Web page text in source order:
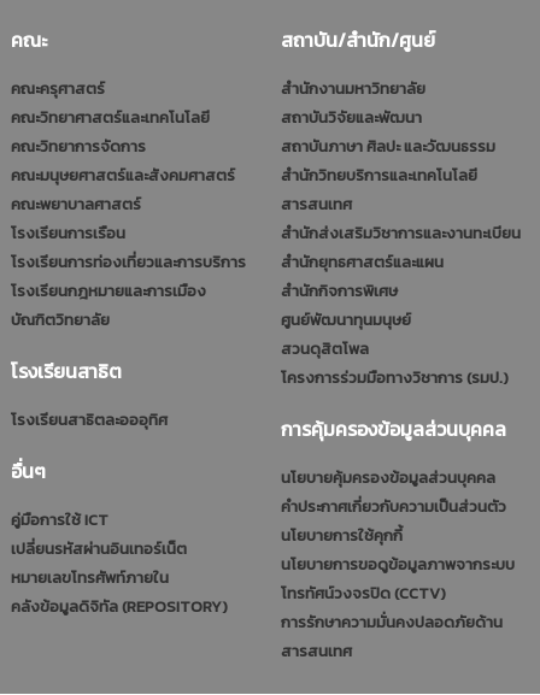
คณะ
คณะครุศาสตร์
คณะวิทยาศาสตร์และเทคโนโลยี
คณะวิทยาการจัดการ
คณะมนุษยศาสตร์และสังคมศาสตร์
คณะพยาบาลศาสตร์
โรงเรียนการเรือน
โรงเรียนการท่องเที่ยวและการบริการ
โรงเรียนกฎหมายและการเมือง
บัณฑิตวิทยาลัย
โรงเรียนสาธิต
โรงเรียนสาธิตละอออุทิศ
อื่นๆ
คู่มือการใช้ ICT
เปลี่ยนรหัสผ่านอินเทอร์เน็ต
หมายเลขโทรศัพท์ภายใน
คลังข้อมูลดิจิทัล (REPOSITORY)
สถาบัน/สำนัก/ศูนย์
สำนักงานมหาวิทยาลัย
สถาบันวิจัยและพัฒนา
สถาบันภาษา ศิลปะ และวัฒนธรรม
สำนักวิทยบริการและเทคโนโลยี
สารสนเทศ
สำนักส่งเสริมวิชาการและงานทะเบียน
สำนักยุทธศาสตร์และแผน
สำนักกิจการพิเศษ
ศูนย์พัฒนาทุนมนุษย์
สวนดุสิตโพล
โครงการร่วมมือทางวิชาการ (รมป.)
การคุ้มครองข้อมูลส่วนบุคคล
นโยบายคุ้มครองข้อมูลส่วนบุคคล
คำประกาศเกี่ยวกับความเป็นส่วนตัว
นโยบายการใช้คุกกี้
นโยบายการขอดูข้อมูลภาพจากระบบ
โทรทัศน์วงจรปิด (CCTV)
การรักษาความมั่นคงปลอดภัยด้าน
สารสนเทศ